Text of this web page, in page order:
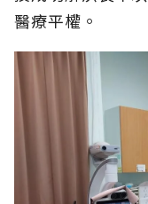
醫療平權。